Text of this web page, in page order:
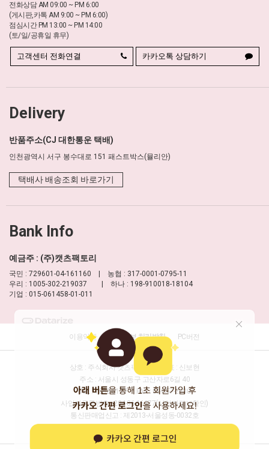
전화상담 AM 09:00 ~ PM 6:00
(게시판,카톡 AM 9:00 ~ PM 6:00)
점심시간 PM 13:00 ~ PM 14:00
(토/일/공휴일 휴무)
고객센터 전화연결 카카오톡 상담하기
Delivery
반품주소(CJ 대한통운 택배)
인천광역시 서구 봉수대로 151 패스트박스(뮬리안)
택배사 배송조회 바로가기
Bank Info
예금주 : (주)캣츠팩토리
국민 : 729601-04-161160 | 농협 : 317-0001-0795-11
우리 : 1005-302-219037 | 하나 : 198-910018-18104
기업 : 015-061458-01-011
이용약관 개인정보 처리방침 PC버전
상호 : 주식회사 캣츠팩토리
대표 : 신보현
주소 : 서울시 성동구 고산자로6길 40
TEL : 1688-8177
FAX : 02-457-2330
사업자등록번호 : 204-86-16277(사업자정보확인)
통신판매업신고 : 제2013-서울성동-0032호